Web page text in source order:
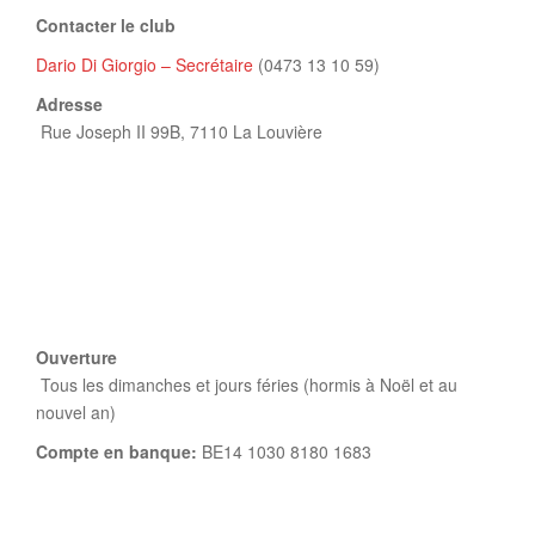
Contacter le club
Dario Di Giorgio – Secrétaire (0473 13 10 59)
Adresse
Rue Joseph II 99B, 7110 La Louvière
Ouverture
Tous les dimanches et jours féries (hormis à Noël et au
nouvel an)
Compte en banque: BE14 1030 8180 1683